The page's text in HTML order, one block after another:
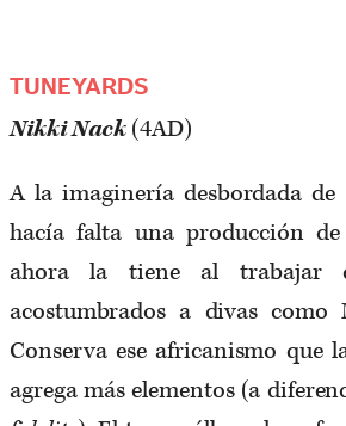
TUNEYARDS
Nikki Nack(4AD)
A la imaginería desbordada
hacía falta una producción
ahora la tiene al trabajar
acostumbrados a divas como
Conserva ese africanismo que
agrega más elementos (a